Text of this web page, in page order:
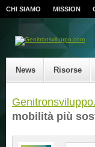
CHI SIAMO MISSION
News Risorse
mobilità più